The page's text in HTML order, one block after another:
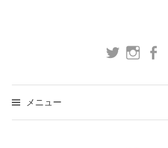
Twitter
メニュー